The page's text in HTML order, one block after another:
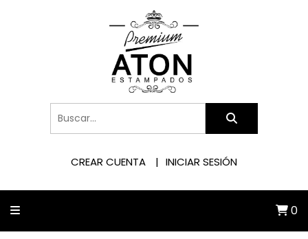
CREAR CUENTA INICIAR SESIÓN
0